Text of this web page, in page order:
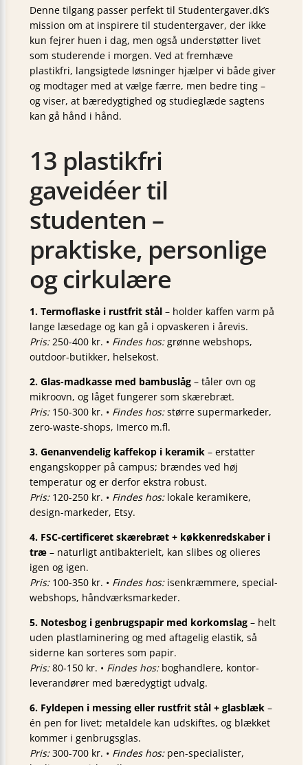
Denne tilgang passer perfekt til Studentergaver.dk’s
mission om at inspirere til studentergaver, der ikke
kun fejrer huen i dag, men også understøtter livet
som studerende i morgen. Ved at fremhæve
plastikfri, langsigtede løsninger hjælper vi både giver
og modtager med at vælge færre, men bedre ting –
og viser, at bæredygtighed og studieglæde sagtens
kan gå hånd i hånd.
13 plastikfri
gaveidéer til
studenten –
praktiske, personlige
og cirkulære
1. Termoflaske i rustfrit stål – holder kaffen varm på
lange læsedage og kan gå i opvaskeren i årevis.
Pris:250-400 kr. • Findes hos:grønne webshops,
outdoor-butikker, helsekost.
2. Glas-madkasse med bambuslåg – tåler ovn og
mikroovn, og låget fungerer som skærebræt.
Pris:150-300 kr. • Findes hos:større supermarkeder,
zero-waste-shops, Imerco m.fl.
3. Genanvendelig kaffekop i keramik – erstatter
engangskopper på campus; brændes ved høj
temperatur og er derfor ekstra robust.
Pris:120-250 kr. • Findes hos:lokale keramikere,
design-markeder, Etsy.
4. FSC-certificeret skærebræt + køkkenredskaber i
træ – naturligt antibakterielt, kan slibes og olieres
igen og igen.
Pris:100-350 kr. • Findes hos:isenkræmmere, special-
webshops, håndværksmarkeder.
5. Notesbog i genbrugspapir med korkomslag – helt
uden plastlaminering og med aftagelig elastik, så
siderne kan sorteres som papir.
Pris:80-150 kr. • Findes hos:boghandlere, kontor-
leverandører med bæredygtigt udvalg.
6. Fyldepen i messing eller rustfrit stål + glasblæk –
én pen for livet; metaldele kan udskiftes, og blækket
kommer i genbrugsglas.
Pris:300-700 kr. • Findes hos:pen-specialister,